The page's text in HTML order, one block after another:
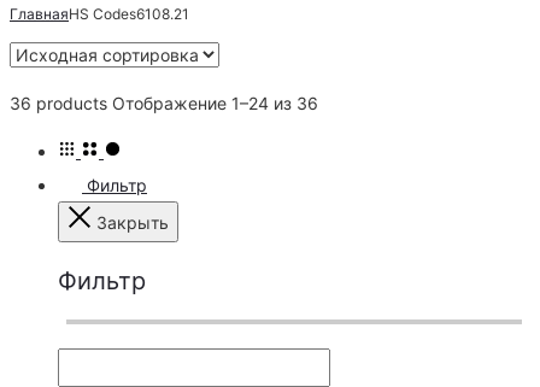
ГлавнаяHS Codes6108.21
36 products Отображение 1–24 из 36
Фильтр
Закрыть
Фильтр